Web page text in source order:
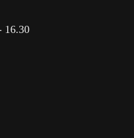
16.30